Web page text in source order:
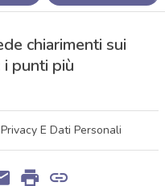
chiarimenti sui
i punti più
Privacy E Dati Personali